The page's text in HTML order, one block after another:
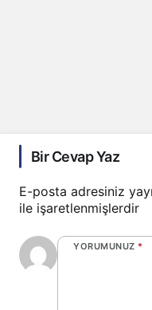
Bir Cevap Yaz
E-posta adresiniz
ile işaretlenmişlerdir
YORUMUNUZ *